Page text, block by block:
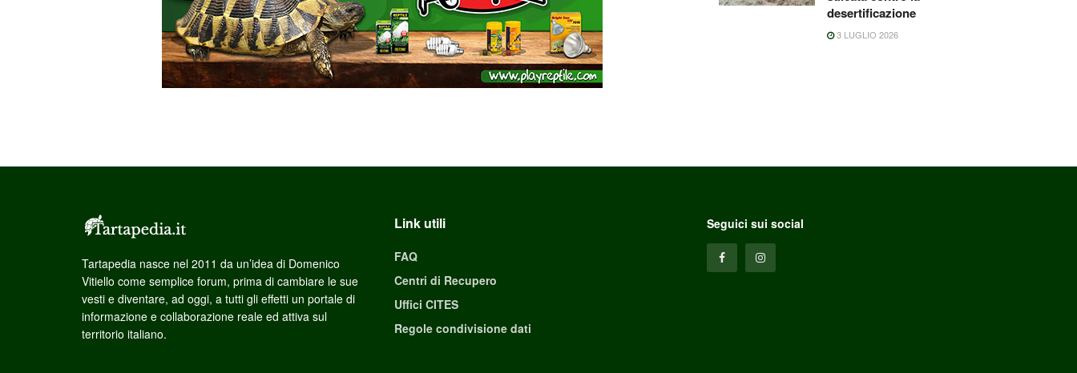
desertificazione
3 LUGLIO 2026
Tartapedia nasce nel 2011 da un’idea di Domenico
Vitiello come semplice forum, prima di cambiare le sue
vesti e diventare, ad oggi, a tutti gli effetti un portale di
informazione e collaborazione reale ed attiva sul
territorio italiano.
Link utili
FAQ
Centri di Recupero
Uffici CITES
Regole condivisione dati
Seguici sui social